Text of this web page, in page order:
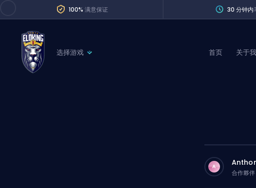
100% 满意保证 30 分钟内
选择游戏 首页 关于
A
合作夥伴